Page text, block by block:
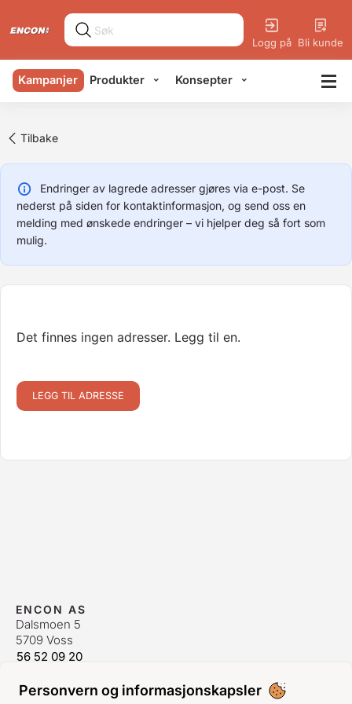
Personvern og informasjonskapsler
Logg på Bli kunde
Kampanjer Produkter Konsepter
Tilbake
Endringer av lagrede adresser gjøres via e-post. Se
nederst på siden for kontaktinformasjon, og send oss en
melding med ønskede endringer – vi hjelper deg så fort som
mulig.
Det finnes ingen adresser. Legg til en.
LEGG TIL ADRESSE
ENCON AS
Dalsmoen 5
5709 Voss
56 52 09 20